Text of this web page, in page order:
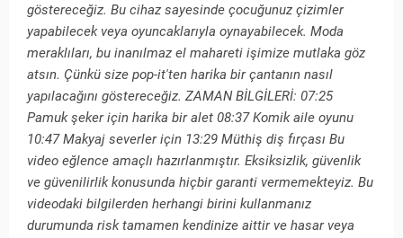
göstereceğiz. Bu cihaz sayesinde çocuğunuz çizimler
yapabilecek veya oyuncaklarıyla oynayabilecek. Moda
meraklıları, bu inanılmaz el mahareti işimize mutlaka göz
atsın. Çünkü size pop-it'ten harika bir çantanın nasıl
yapılacağını göstereceğiz. ZAMAN BİLGİLERİ: 07:25
Pamuk şeker için harika bir alet 08:37 Komik aile oyunu
10:47 Makyaj severler için 13:29 Müthiş diş fırçası Bu
video eğlence amaçlı hazırlanmıştır. Eksiksizlik, güvenlik
ve güvenilirlik konusunda hiçbir garanti vermemekteyiz. Bu
videodaki bilgilerden herhangi birini kullanmanız
durumunda risk tamamen kendinize aittir ve hasar veya